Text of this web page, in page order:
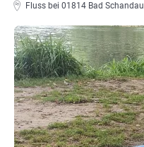
Fluss bei 01814 Bad Schandau